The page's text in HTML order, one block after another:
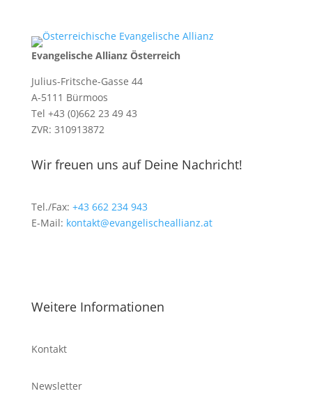
Evangelische Allianz Österreich
Julius-Fritsche-Gasse 44
A-5111 Bürmoos
Tel +43 (0)662 23 49 43
ZVR: 310913872
Wir freuen uns auf Deine Nachricht!
Tel./Fax: +43 662 234 943
E-Mail: kontakt@evangelischeallianz.at
Weitere Informationen
Kontakt
Newsletter